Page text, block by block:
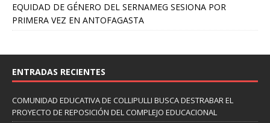
EQUIDAD DE GÉNERO DEL SERNAMEG SESIONA POR
PRIMERA VEZ EN ANTOFAGASTA
ENTRADAS RECIENTES
COMUNIDAD EDUCATIVA DE COLLIPULLI BUSCA DESTRABAR EL
PROYECTO DE REPOSICIÓN DEL COMPLEJO EDUCACIONAL